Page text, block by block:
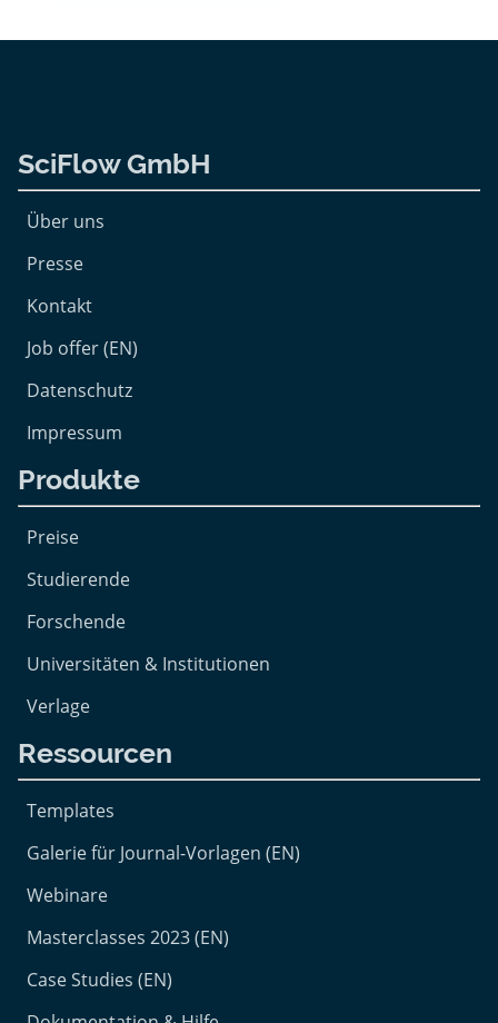
SciFlow GmbH
Über uns
Presse
Kontakt
Job offer (EN)
Datenschutz
Impressum
Produkte
Preise
Studierende
Forschende
Universitäten & Institutionen
Verlage
Ressourcen
Templates
Galerie für Journal-Vorlagen (EN)
Webinare
Masterclasses 2023 (EN)
Case Studies (EN)